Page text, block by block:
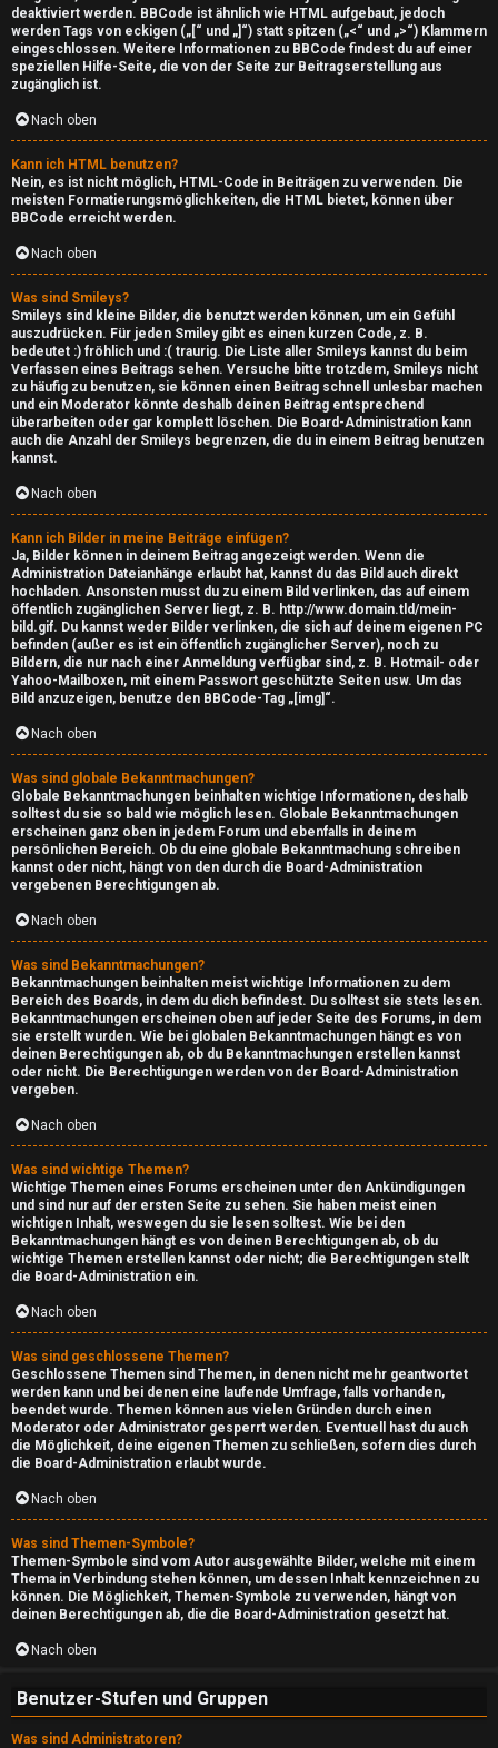
deaktiviert werden. BBCode ist ähnlich wie HTML aufgebaut, jedoch
werden Tags von eckigen („[“ und „]“) statt spitzen („<“ und „>“) Klammern
eingeschlossen. Weitere Informationen zu BBCode findest du auf einer
speziellen Hilfe-Seite, die von der Seite zur Beitragserstellung aus
zugänglich ist.
Nach oben
Kann ich HTML benutzen?
Nein, es ist nicht möglich, HTML-Code in Beiträgen zu verwenden. Die
meisten Formatierungsmöglichkeiten, die HTML bietet, können über
BBCode erreicht werden.
Nach oben
Was sind Smileys?
Smileys sind kleine Bilder, die benutzt werden können, um ein Gefühl
auszudrücken. Für jeden Smiley gibt es einen kurzen Code, z. B.
bedeutet :) fröhlich und :( traurig. Die Liste aller Smileys kannst du beim
Verfassen eines Beitrags sehen. Versuche bitte trotzdem, Smileys nicht
zu häufig zu benutzen, sie können einen Beitrag schnell unlesbar machen
und ein Moderator könnte deshalb deinen Beitrag entsprechend
überarbeiten oder gar komplett löschen. Die Board-Administration kann
auch die Anzahl der Smileys begrenzen, die du in einem Beitrag benutzen
kannst.
Nach oben
Kann ich Bilder in meine Beiträge einfügen?
Ja, Bilder können in deinem Beitrag angezeigt werden. Wenn die
Administration Dateianhänge erlaubt hat, kannst du das Bild auch direkt
hochladen. Ansonsten musst du zu einem Bild verlinken, das auf einem
öffentlich zugänglichen Server liegt, z. B. http://www.domain.tld/mein-
bild.gif. Du kannst weder Bilder verlinken, die sich auf deinem eigenen PC
befinden (außer es ist ein öffentlich zugänglicher Server), noch zu
Bildern, die nur nach einer Anmeldung verfügbar sind, z. B. Hotmail- oder
Yahoo-Mailboxen, mit einem Passwort geschützte Seiten usw. Um das
Bild anzuzeigen, benutze den BBCode-Tag „[img]“.
Nach oben
Was sind globale Bekanntmachungen?
Globale Bekanntmachungen beinhalten wichtige Informationen, deshalb
solltest du sie so bald wie möglich lesen. Globale Bekanntmachungen
erscheinen ganz oben in jedem Forum und ebenfalls in deinem
persönlichen Bereich. Ob du eine globale Bekanntmachung schreiben
kannst oder nicht, hängt von den durch die Board-Administration
vergebenen Berechtigungen ab.
Nach oben
Was sind Bekanntmachungen?
Bekanntmachungen beinhalten meist wichtige Informationen zu dem
Bereich des Boards, in dem du dich befindest. Du solltest sie stets lesen.
Bekanntmachungen erscheinen oben auf jeder Seite des Forums, in dem
sie erstellt wurden. Wie bei globalen Bekanntmachungen hängt es von
deinen Berechtigungen ab, ob du Bekanntmachungen erstellen kannst
oder nicht. Die Berechtigungen werden von der Board-Administration
vergeben.
Nach oben
Was sind wichtige Themen?
Wichtige Themen eines Forums erscheinen unter den Ankündigungen
und sind nur auf der ersten Seite zu sehen. Sie haben meist einen
wichtigen Inhalt, weswegen du sie lesen solltest. Wie bei den
Bekanntmachungen hängt es von deinen Berechtigungen ab, ob du
wichtige Themen erstellen kannst oder nicht; die Berechtigungen stellt
die Board-Administration ein.
Nach oben
Was sind geschlossene Themen?
Geschlossene Themen sind Themen, in denen nicht mehr geantwortet
werden kann und bei denen eine laufende Umfrage, falls vorhanden,
beendet wurde. Themen können aus vielen Gründen durch einen
Moderator oder Administrator gesperrt werden. Eventuell hast du auch
die Möglichkeit, deine eigenen Themen zu schließen, sofern dies durch
die Board-Administration erlaubt wurde.
Nach oben
Was sind Themen-Symbole?
Themen-Symbole sind vom Autor ausgewählte Bilder, welche mit einem
Thema in Verbindung stehen können, um dessen Inhalt kennzeichnen zu
können. Die Möglichkeit, Themen-Symbole zu verwenden, hängt von
deinen Berechtigungen ab, die die Board-Administration gesetzt hat.
Nach oben
Benutzer-Stufen und Gruppen
Was sind Administratoren?
-
T
o
p
i
c
↳
S
m
a
l
l
T
a
l
k
A
r
c
h
i
v
↳
A
r
c
h
i
v
[
r
e
a
d
o
n
l
y
]
↳